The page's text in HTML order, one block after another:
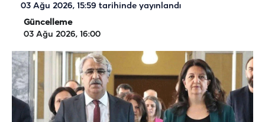
03 Ağu 2026, 15:59 tarihinde yayınlandı
Güncelleme
03 Ağu 2026, 16:00